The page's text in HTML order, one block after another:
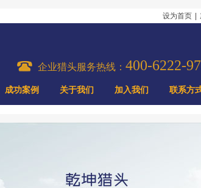
设为首页
企业猎头服务热线： 400-6222-
成功案例 关于我们 加入我们 联系方